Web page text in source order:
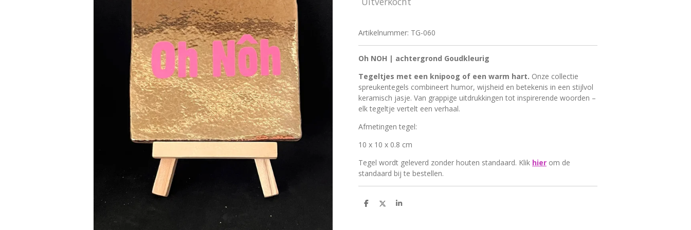
Artikelnummer: TG-060
Oh NOH | achtergrond Goudkleurig
Tegeltjes met een knipoog of een warm hart. Onze collectie
spreukentegels combineert humor, wijsheid en betekenis in een stijlvol
keramisch jasje. Van grappige uitdrukkingen tot inspirerende woorden –
elk tegeltje vertelt een verhaal.
Afmetingen tegel:
10 x 10 x 0.8 cm
Tegel wordt geleverd zonder houten standaard. Klik hier om de
standaard bij te bestellen.
D
D
S